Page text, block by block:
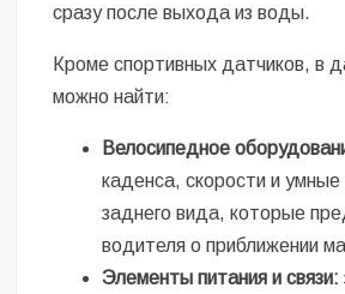
сразу после выхода из воды.
Кроме спортивных датчиков, в
можно найти:
Велосипедное
каденса, скорости и
заднего вида, которые
водителя о приближении
Элементы питания и связи: